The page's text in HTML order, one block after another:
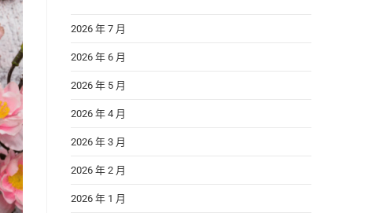
2026 年 7 月
2026 年 6 月
2026 年 5 月
2026 年 4 月
2026 年 3 月
2026 年 2 月
2026 年 1 月